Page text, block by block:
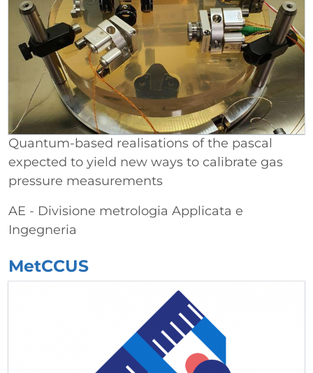
Quantum-based realisations of the pascal
expected to yield new ways to calibrate gas
pressure measurements
AE - Divisione metrologia Applicata e
Ingegneria
MetCCUS